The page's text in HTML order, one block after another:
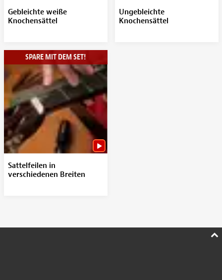
Gebleichte weiße
Knochensättel
Ungebleichte
Knochensättel
SPARE MIT DEM SET!
Sattelfeilen in
verschiedenen Breiten